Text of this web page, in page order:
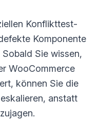
Konflikttest-
Komponente
Sie wissen,
WooCommerce
können Sie die
anstatt